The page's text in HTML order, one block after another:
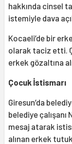
hakkında cinsel
istemiyle dava
Kocaeli’de bir
olarak taciz etti.
erkek gözaltına
Çocuk İstismarı
Giresun’da
belediye çalışanı
mesaj atarak
alınan erkek